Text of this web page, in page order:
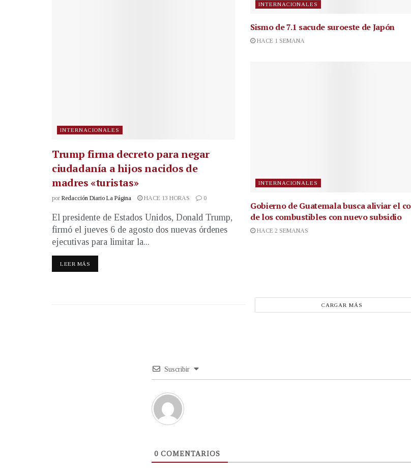
INTERNACIONALES
Trump firma decreto para negar
ciudadanía a hijos nacidos de
madres «turistas»
por Redacción Diario La Página HACE 13 HORAS 0
El presidente de Estados Unidos, Donald Trump,
firmó el jueves 6 de agosto dos nuevas órdenes
ejecutivas para limitar la...
LEER MÁS
INTERNACIONALES
Sismo de 7.1 sacude suroeste de Japón
HACE 1 SEMANA
INTERNACIONALES
Gobierno de Guatemala busca aliviar el
de los combustibles con nuevo subsidio
HACE 2 SEMANAS
CARGAR MÁS
Suscribir
0 COMENTARIOS